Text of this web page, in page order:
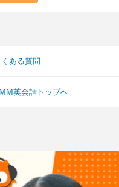
ある質問
英会話トップへ